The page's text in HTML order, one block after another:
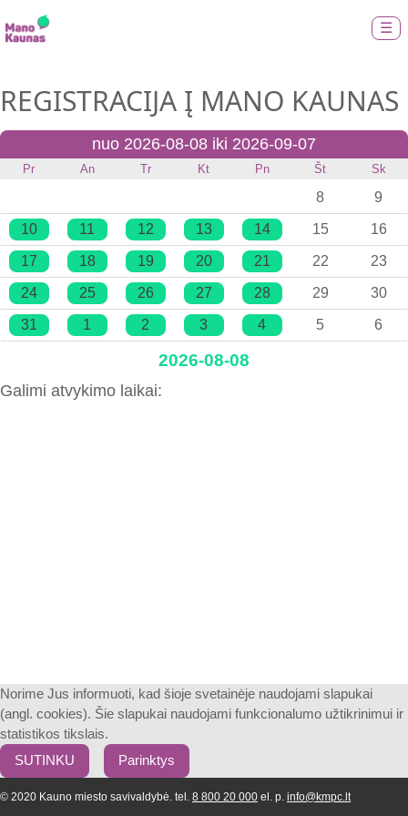
☰
REGISTRACIJA Į MANO KAUNAS
nuo 2026-08-08 iki 2026-09-07
Pr An Tr Kt Pn Št Sk
8 9
10 11 12 13 14 15 16
17 18 19 20 21 22 23
24 25 26 27 28 29 30
31 1 2 3 4 5 6
2026-08-08
Galimi atvykimo laikai:
Norime Jus informuoti, kad šioje svetainėje naudojami slapukai
(angl. cookies). Šie slapukai naudojami funkcionalumo užtikrinimui ir
statistikos tikslais.
SUTINKU
Parinktys
© 2020 Kauno miesto savivaldybė. tel. 8 800 20 000 el. p. info@kmpc.lt